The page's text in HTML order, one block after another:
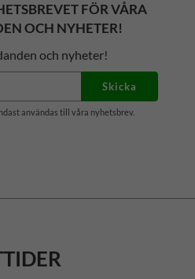
FÖR VÅRA
OCH NYHETER!
och nyheter!
Skicka
användas till våra nyhetsbrev.